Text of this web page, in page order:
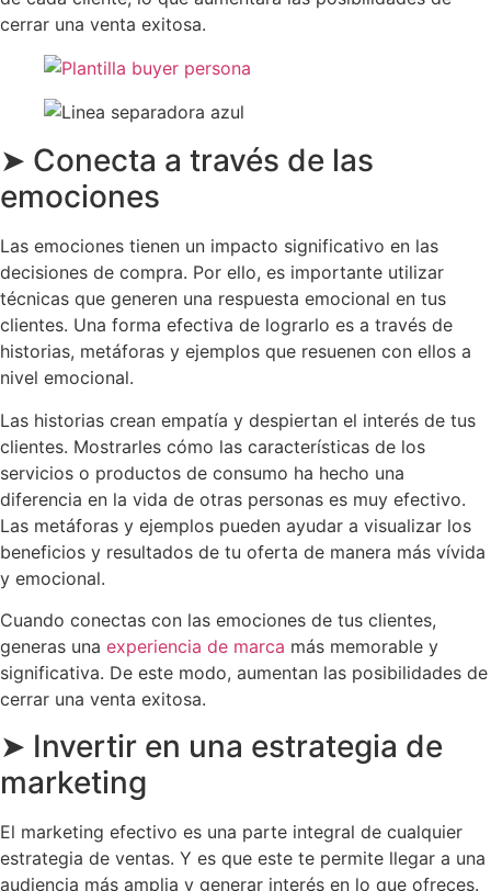
cerrar una venta exitosa.
➤ Conecta a través de las
emociones
Las emociones tienen un impacto significativo en las
decisiones de compra. Por ello, es importante utilizar
técnicas que generen una respuesta emocional en tus
clientes. Una forma efectiva de lograrlo es a través de
historias, metáforas y ejemplos que resuenen con ellos a
nivel emocional.
Las historias crean empatía y despiertan el interés de tus
clientes. Mostrarles cómo las características de los
servicios o productos de consumo ha hecho una
diferencia en la vida de otras personas es muy efectivo.
Las metáforas y ejemplos pueden ayudar a visualizar los
beneficios y resultados de tu oferta de manera más vívida
y emocional.
Cuando conectas con las emociones de tus clientes,
generas una experiencia de marca más memorable y
significativa. De este modo, aumentan las posibilidades de
cerrar una venta exitosa.
➤ Invertir en una estrategia de
marketing
El marketing efectivo es una parte integral de cualquier
estrategia de ventas. Y es que este te permite llegar a una
audiencia más amplia y generar interés en lo que ofreces.